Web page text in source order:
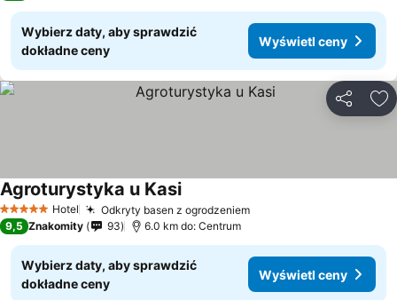
Wybierz daty, aby sprawdzić
dokładne ceny
Wyświetl ceny
5 KategoriaHotel Odkryty basen z ogrodzeniem
Agroturystyka u Kasi
9,5 Znakomity 93 6.0 km do: Centrum
Wybierz daty, aby sprawdzić
dokładne ceny
Wyświetl ceny